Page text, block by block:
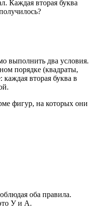
Каждая вторая буква
выполнить два условия.
порядке (квадраты,
вторая буква в
фигур, на которых они
оба правила.
У и А.